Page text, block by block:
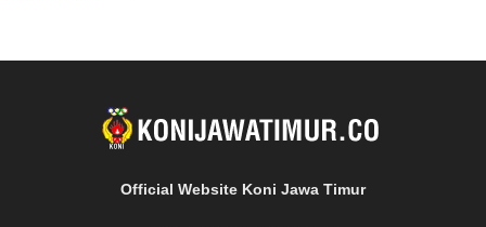
Official Website Koni Jawa Timur